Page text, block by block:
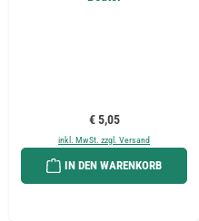
Regulärer Preis:
€ 5,05
inkl. MwSt. zzgl. Versand
IN DEN WARENKORB